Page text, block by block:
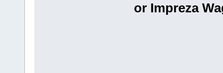
or Impreza